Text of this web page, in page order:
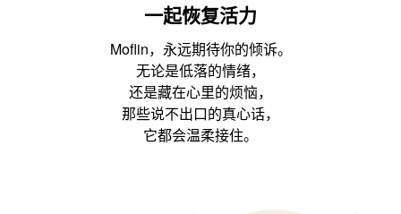
一起恢复活力
Moflin，永远期待你的倾诉。
无论是低落的情绪，
还是藏在心里的烦恼，
那些说不出口的真心话，
它都会温柔接住。